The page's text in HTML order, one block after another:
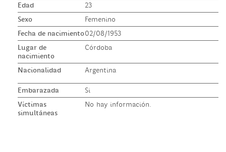
Edad
23
Sexo
Femenino
Fecha de nacimiento02/08/1953
Lugar de
nacimiento
Córdoba
Nacionalidad Argentina
Embarazada
Si
Víctimas
simultáneas
No hay información.